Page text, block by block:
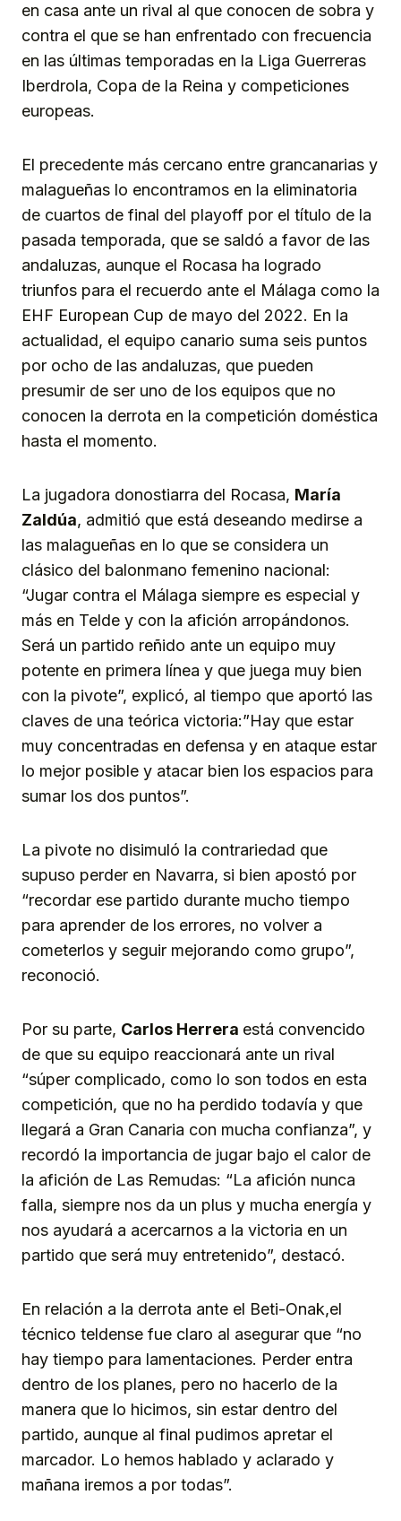
en casa ante un rival al que conocen de sobra y
contra el que se han enfrentado con frecuencia
en las últimas temporadas en la Liga Guerreras
Iberdrola, Copa de la Reina y competiciones
europeas.
El precedente más cercano entre grancanarias y
malagueñas lo encontramos en la eliminatoria
de cuartos de final del playoff por el título de la
pasada temporada, que se saldó a favor de las
andaluzas, aunque el Rocasa ha logrado
triunfos para el recuerdo ante el Málaga como la
EHF European Cup de mayo del 2022. En la
actualidad, el equipo canario suma seis puntos
por ocho de las andaluzas, que pueden
presumir de ser uno de los equipos que no
conocen la derrota en la competición doméstica
hasta el momento.
La jugadora donostiarra del Rocasa, María
Zaldúa, admitió que está deseando medirse a
las malagueñas en lo que se considera un
clásico del balonmano femenino nacional:
“Jugar contra el Málaga siempre es especial y
más en Telde y con la afición arropándonos.
Será un partido reñido ante un equipo muy
potente en primera línea y que juega muy bien
con la pivote”, explicó, al tiempo que aportó las
claves de una teórica victoria:”Hay que estar
muy concentradas en defensa y en ataque estar
lo mejor posible y atacar bien los espacios para
sumar los dos puntos”.
La pivote no disimuló la contrariedad que
supuso perder en Navarra, si bien apostó por
“recordar ese partido durante mucho tiempo
para aprender de los errores, no volver a
cometerlos y seguir mejorando como grupo”,
reconoció.
Por su parte, Carlos Herrera está convencido
de que su equipo reaccionará ante un rival
“súper complicado, como lo son todos en esta
competición, que no ha perdido todavía y que
llegará a Gran Canaria con mucha confianza”, y
recordó la importancia de jugar bajo el calor de
la afición de Las Remudas: “La afición nunca
falla, siempre nos da un plus y mucha energía y
nos ayudará a acercarnos a la victoria en un
partido que será muy entretenido”, destacó.
En relación a la derrota ante el Beti-Onak,el
técnico teldense fue claro al asegurar que “no
hay tiempo para lamentaciones. Perder entra
dentro de los planes, pero no hacerlo de la
manera que lo hicimos, sin estar dentro del
partido, aunque al final pudimos apretar el
marcador. Lo hemos hablado y aclarado y
mañana iremos a por todas”.